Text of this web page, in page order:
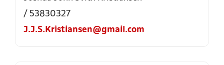
/ 53830327
J.J.S.Kristiansen@gmail.com